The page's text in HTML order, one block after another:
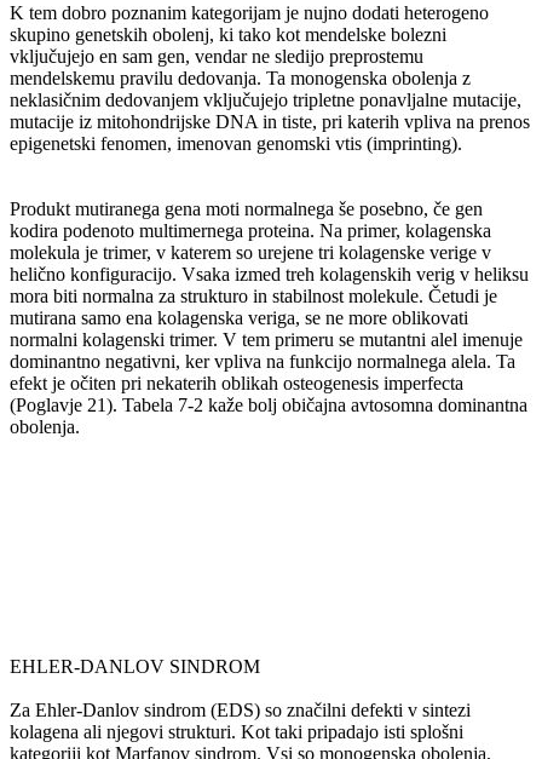
K tem dobro poznanim kategorijam je nujno dodati heterogeno
skupino genetskih obolenj, ki tako kot mendelske bolezni
vključujejo en sam gen, vendar ne sledijo preprostemu
mendelskemu pravilu dedovanja. Ta monogenska obolenja z
neklasičnim dedovanjem vključujejo tripletne ponavljalne mutacije,
mutacije iz mitohondrijske DNA in tiste, pri katerih vpliva na prenos
epigenetski fenomen, imenovan genomski vtis (imprinting).
Produkt mutiranega gena moti normalnega še posebno, če gen
kodira podenoto multimernega proteina. Na primer, kolagenska
molekula je trimer, v katerem so urejene tri kolagenske verige v
helično konfiguracijo. Vsaka izmed treh kolagenskih verig v heliksu
mora biti normalna za strukturo in stabilnost molekule. Četudi je
mutirana samo ena kolagenska veriga, se ne more oblikovati
normalni kolagenski trimer. V tem primeru se mutantni alel imenuje
dominantno negativni, ker vpliva na funkcijo normalnega alela. Ta
efekt je očiten pri nekaterih oblikah osteogenesis imperfecta
(Poglavje 21). Tabela 7-2 kaže bolj običajna avtosomna dominantna
obolenja.
EHLER-DANLOV SINDROM
Za Ehler-Danlov sindrom (EDS) so značilni defekti v sintezi
kolagena ali njegovi strukturi. Kot taki pripadajo isti splošni
kategoriji kot Marfanov sindrom. Vsi so monogenska obolenja,